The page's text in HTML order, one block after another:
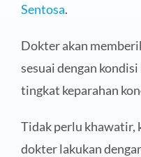
Sentosa.
Dokter akan
sesuai dengan
tingkat keparahan
Tidak perlu khawatir,
dokter lakukan